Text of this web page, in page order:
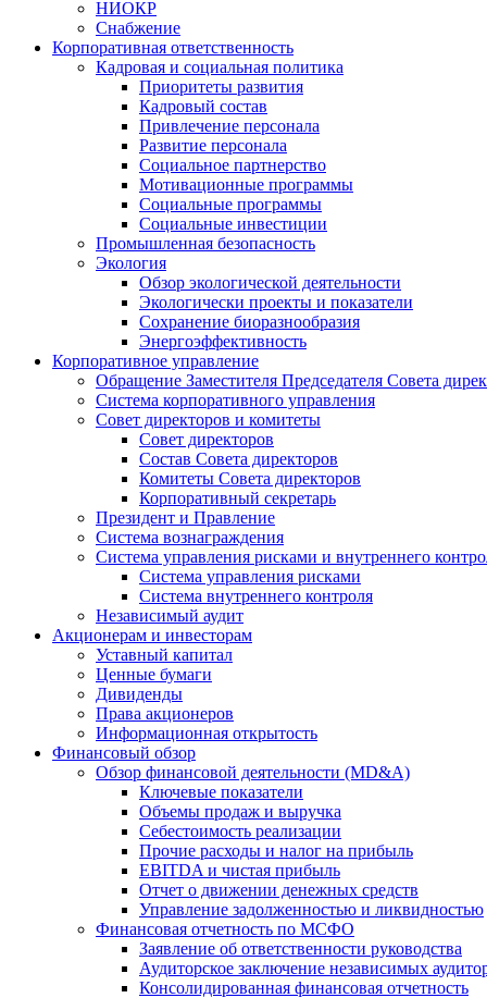
НИОКР
Снабжение
Корпоративная ответственность
Кадровая и социальная политика
Приоритеты развития
Кадровый состав
Привлечение персонала
Развитие персонала
Социальное партнерство
Мотивационные программы
Социальные программы
Социальные инвестиции
Промышленная безопасность
Экология
Обзор экологической деятельности
Экологически проекты и показатели
Сохранение биоразнообразия
Энергоэффективность
Корпоративное управление
Обращение Заместителя Председателя Совета
Система корпоративного управления
Совет директоров и комитеты
Совет директоров
Состав Совета директоров
Комитеты Совета директоров
Корпоративный секретарь
Президент и Правление
Система вознаграждения
Система управления рисками и внутреннего
Система управления рисками
Система внутреннего контроля
Независимый аудит
Акционерам и инвесторам
Уставный капитал
Ценные бумаги
Дивиденды
Права акционеров
Информационная открытость
Финансовый обзор
Обзор финансовой деятельности (MD&A)
Ключевые показатели
Объемы продаж и выручка
Себестоимость реализации
Прочие расходы и налог на прибыль
EBITDA и чистая прибыль
Отчет о движении денежных средств
Управление задолженностью и ликвидностью
Финансовая отчетность по МСФО
Заявление об ответственности руководства
Аудиторское заключение независимых
Консолидированная финансовая отчетность